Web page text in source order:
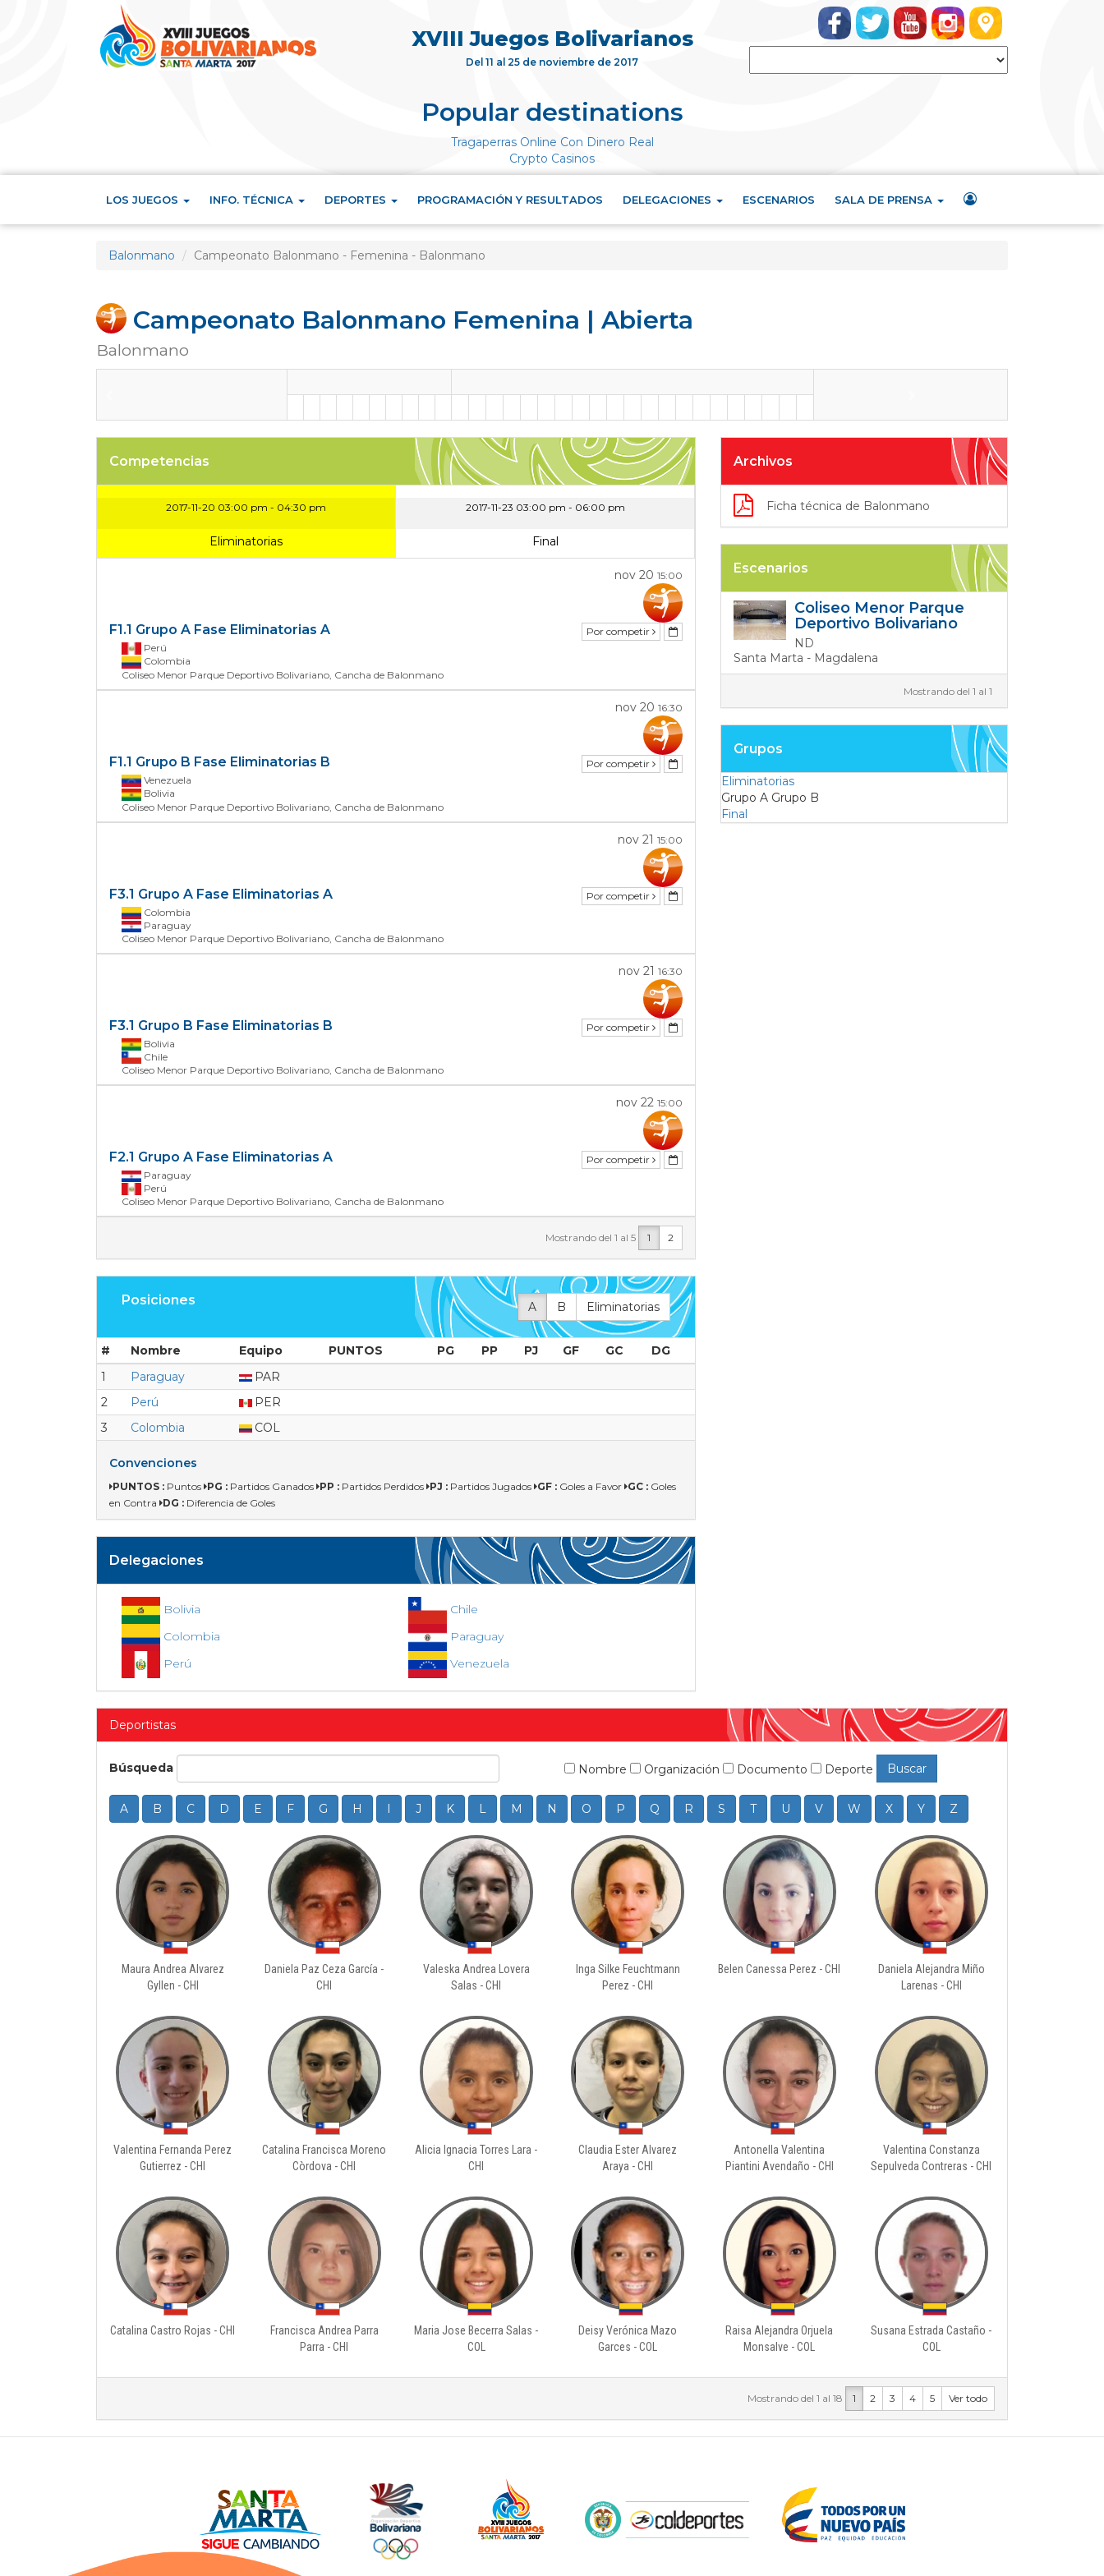
XVIII Juegos Bolivarianos
Del 11 al 25 de noviembre de 2017
Popular destinations
Tragaperras Online Con Dinero Real
Crypto Casinos
LOS JUEGOS INFO. TÉCNICA DEPORTES PROGRAMACIÓN Y RESULTADOS DELEGACIONES ESCENARIOS SALA DE PRENSA
Balonmano Campeonato Balonmano - Femenina - Balonmano
Campeonato Balonmano Femenina | Abierta
Balonmano
Competencias
2017-11-20 03:00 pm - 04:30 pm
Eliminatorias
2017-11-23 03:00 pm - 06:00 pm
Final
nov 20 15:00
Por competir
F1.1 Grupo A Fase Eliminatorias A
Perú
Colombia
Coliseo Menor Parque Deportivo Bolivariano, Cancha de Balonmano
nov 20 16:30
Por competir
F1.1 Grupo B Fase Eliminatorias B
Venezuela
Bolivia
Coliseo Menor Parque Deportivo Bolivariano, Cancha de Balonmano
nov 21 15:00
Por competir
F3.1 Grupo A Fase Eliminatorias A
Colombia
Paraguay
Coliseo Menor Parque Deportivo Bolivariano, Cancha de Balonmano
nov 21 16:30
Por competir
F3.1 Grupo B Fase Eliminatorias B
Bolivia
Chile
Coliseo Menor Parque Deportivo Bolivariano, Cancha de Balonmano
nov 22 15:00
Por competir
F2.1 Grupo A Fase Eliminatorias A
Paraguay
Perú
Coliseo Menor Parque Deportivo Bolivariano, Cancha de Balonmano
Mostrando del 1 al 5 1 2
Posiciones A B Eliminatorias
# Nombre Equipo PUNTOS PG PP PJ GF GC
DG
1
Paraguay
PAR
2
Perú
PER
3
Colombia COL
Convenciones
PUNTOS : Puntos PG : Partidos Ganados PP : Partidos Perdidos PJ : Partidos Jugados GF : Goles a Favor GC : Goles
en Contra DG : Diferencia de Goles
Delegaciones
Bolivia
Chile
Colombia
Paraguay
Perú
Venezuela
Archivos
Ficha técnica de Balonmano
Escenarios
Coliseo Menor Parque
Deportivo Bolivariano
ND
Santa Marta - Magdalena
Mostrando del 1 al 1
Grupos
Eliminatorias
Grupo A Grupo B
Final
Deportistas
Búsqueda Nombre Organización Documento Deporte Buscar
A B C D E F G H I J K L M N O P Q R S T U V W X Y Z
Maura Andrea Alvarez
Gyllen - CHI
Daniela Paz Ceza García -
CHI
Valeska Andrea Lovera
Salas - CHI
Inga Silke Feuchtmann
Perez - CHI
Belen Canessa Perez - CHI
Daniela Alejandra Miño
Larenas - CHI
Valentina Fernanda Perez
Gutierrez - CHI
Catalina Francisca Moreno
Còrdova - CHI
Alicia Ignacia Torres Lara -
CHI
Claudia Ester Alvarez
Araya - CHI
Antonella Valentina
Piantini Avendaño - CHI
Valentina Constanza
Sepulveda Contreras - CHI
Catalina Castro Rojas - CHI
Francisca Andrea Parra
Parra - CHI
Maria Jose Becerra Salas -
COL
Deisy Verónica Mazo
Garces - COL
Raisa Alejandra Orjuela
Monsalve - COL
Susana Estrada Castaño -
COL
Mostrando del 1 al 18 1 2 3 4 5 Ver todo